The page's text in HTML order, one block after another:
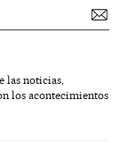
las noticias,
los acontecimientos